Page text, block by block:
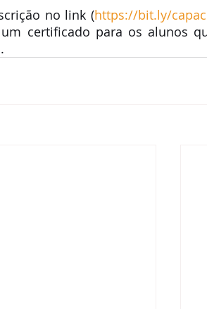
no link (https://bit.ly/
certificado para os alunos